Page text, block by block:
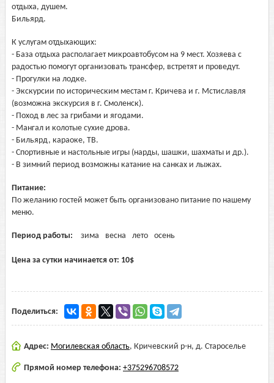
отдыха, душем.
Бильярд.
К услугам отдыхающих:
- База отдыха располагает микроавтобусом на 9 мест. Хозяева с
радостью помогут организовать трансфер, встретят и проведут.
- Прогулки на лодке.
- Экскурсии по историческим местам г. Кричева и г. Мстиславля
(возможна экскурсия в г. Смоленск).
- Поход в лес за грибами и ягодами.
- Мангал и колотые сухие дрова.
- Бильярд, караоке, ТВ.
- Спортивные и настольные игры (нарды, шашки, шахматы и др.).
- В зимний период возможны катание на санках и лыжах.
Питание:
По желанию гостей может быть организовано питание по нашему
меню.
Период работы: зима весна лето осень
Цена за сутки начинается от: 10$
Поделиться:
Адрес: Могилевская область, Кричевский р-н, д. Староселье
Прямой номер телефона: +375296708572